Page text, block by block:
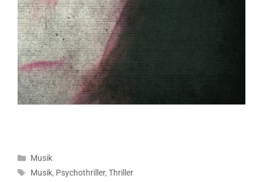
Kategorien
Musik
Schlagwörter
Musik, Psychothriller,Thriller